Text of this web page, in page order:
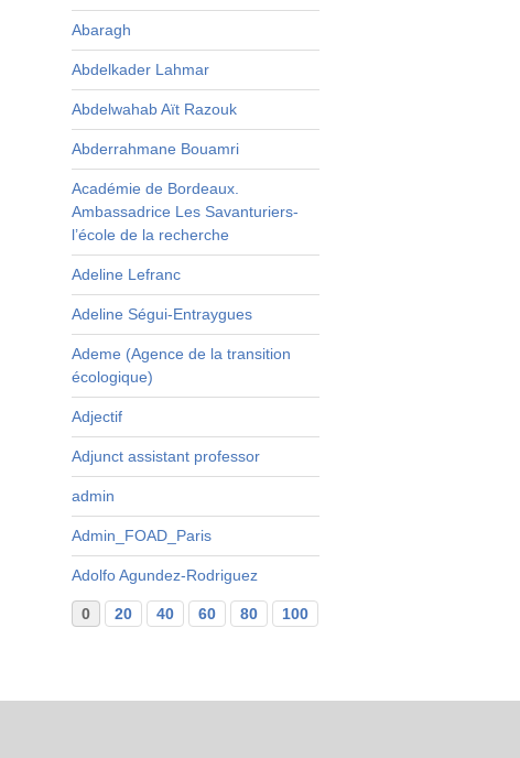
Abaragh
Abdelkader Lahmar
Abdelwahab Aït Razouk
Abderrahmane Bouamri
Académie de Bordeaux.
Ambassadrice Les Savanturiers-
l’école de la recherche
Adeline Lefranc
Adeline Ségui-Entraygues
Ademe (Agence de la transition
écologique)
Adjectif
Adjunct assistant professor
admin
Admin_FOAD_Paris
Adolfo Agundez-Rodriguez
0 20 40 60 80 100